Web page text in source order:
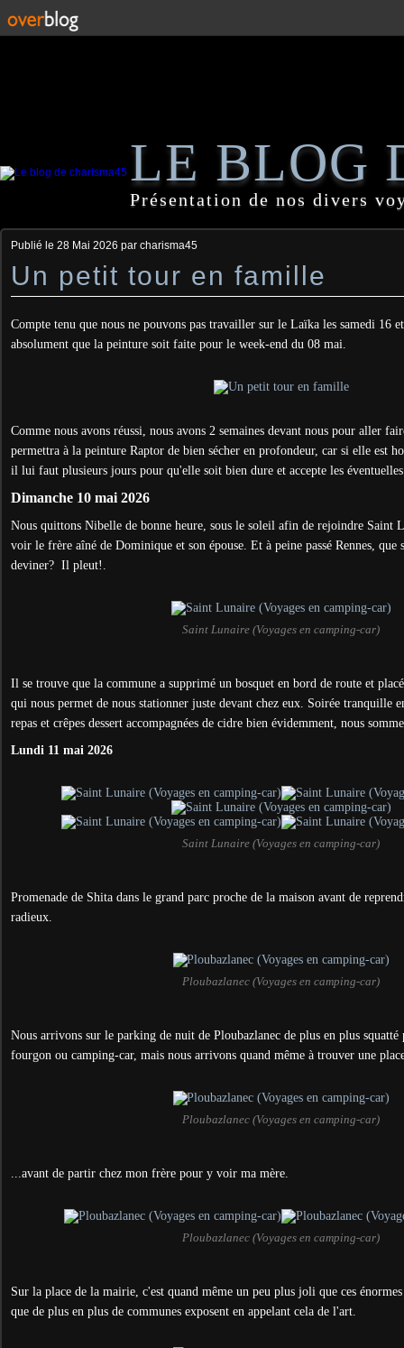
LE BLOG
Présentation de nos divers
Publié le 28 Mai 2026 par charisma45
Un petit tour en famille
Compte tenu que nous ne pouvons pas travailler sur le Laïka les samedi 16
absolument que la peinture soit faite pour le week-end du 08 mai.
Comme nous avons réussi, nous avons 2 semaines devant nous pour aller
permettra à la peinture Raptor de bien sécher en profondeur, car si elle est
il lui faut plusieurs jours pour qu'elle soit bien dure et accepte les
Dimanche 10 mai 2026
Nous quittons Nibelle de bonne heure, sous le soleil afin de rejoindre Saint
voir le frère aîné de Dominique et son épouse. Et à peine passé Rennes, que
deviner? Il pleut!.
Saint Lunaire (Voyages en camping-car)
Il se trouve que la commune a supprimé un bosquet en bord de route et
qui nous permet de nous stationner juste devant chez eux. Soirée tranquille
repas et crêpes dessert accompagnées de cidre bien évidemment, nous
Lundi 11 mai 2026
Saint Lunaire (Voyages en camping-car)
Promenade de Shita dans le grand parc proche de la maison avant de
radieux.
Ploubazlanec (Voyages en camping-car)
Nous arrivons sur le parking de nuit de Ploubazlanec de plus en plus squatté
fourgon ou camping-car, mais nous arrivons quand même à trouver une
Ploubazlanec (Voyages en camping-car)
...avant de partir chez mon frère pour y voir ma mère.
Ploubazlanec (Voyages en camping-car)
Sur la place de la mairie, c'est quand même un peu plus joli que ces
que de plus en plus de communes exposent en appelant cela de l'art.